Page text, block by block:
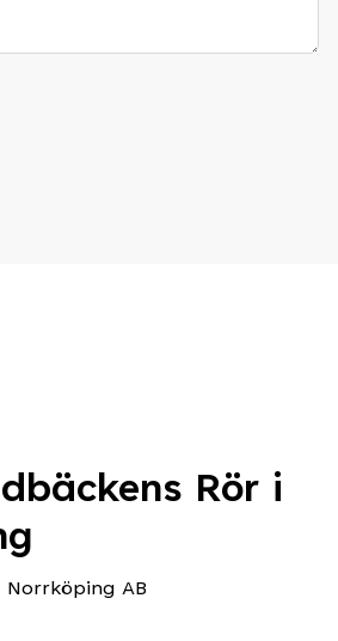
Rör i
Norrköping AB